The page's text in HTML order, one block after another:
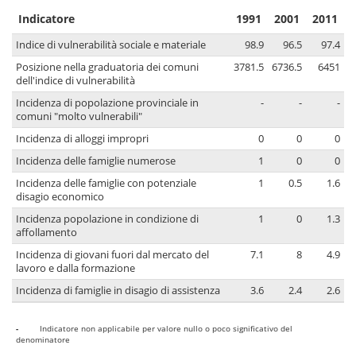
Indicatore 1991 2001 2011
Indice di vulnerabilità sociale e materiale 98.9 96.5
97.4
Posizione nella graduatoria dei comuni
dell'indice di vulnerabilità
3781.5 6736.5 6451
Incidenza di popolazione provinciale in
comuni "molto vulnerabili"
- - -
Incidenza di alloggi impropri 0 0
0
Incidenza delle famiglie numerose
1 0
0
Incidenza delle famiglie con potenziale
disagio economico
1 0.5 1.6
Incidenza popolazione in condizione di
affollamento
1 0 1.3
Incidenza di giovani fuori dal mercato del
lavoro e dalla formazione
7.1 8 4.9
Incidenza di famiglie in disagio di assistenza 3.6 2.4 2.6
-
Indicatore non applicabile per valore nullo o poco significativo del
denominatore